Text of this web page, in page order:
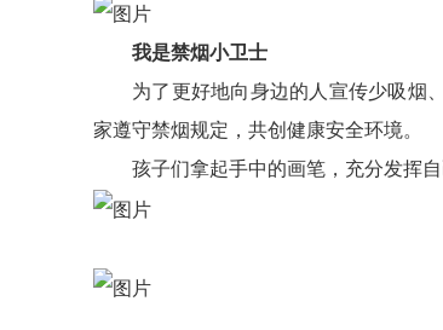
我是禁烟小卫士
为了更好地向身边的人宣传少吸烟
家遵守禁烟规定，共创健康安全环境。
孩子们拿起手中的画笔，充分发挥